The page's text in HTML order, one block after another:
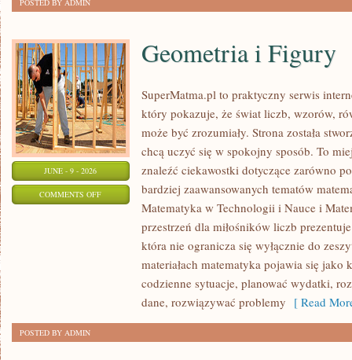
POSTED BY ADMIN
JUNE - 9 - 2026
COMMENTS OFFON
GEOMETRIA
Geometria i Figury
SuperMatma.pl to praktyczny serwis
który pokazuje, że świat liczb, wzorów,
może być zrozumiały. Strona została
chcą uczyć się w spokojny sposób. To
znaleźć ciekawostki dotyczące zarówno
bardziej zaawansowanych tematów
Matematyka w Technologii i Nauce i
przestrzeń dla miłośników liczb
która nie ogranicza się wyłącznie do
materiałach matematyka pojawia się
codzienne sytuacje, planować wydatki,
dane, rozwiązywać problemy [ Read
POSTED BY ADMIN